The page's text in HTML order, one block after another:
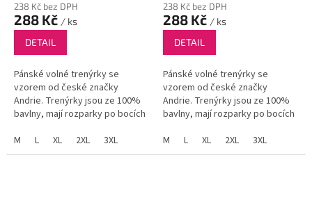
238 Kč bez DPH
288 Kč / ks
DETAIL
Pánské volné trenýrky se
vzorem od české značky
Andrie. Trenýrky jsou ze 100%
bavlny, mají rozparky po bocích
knoflíky.
M L XL 2XL 3XL
238 Kč bez DPH
288 Kč / ks
DETAIL
Pánské volné trenýrky se
vzorem od české značky
Andrie. Trenýrky jsou ze 100%
bavlny, mají rozparky po bocích
knoflíky.
M L XL 2XL 3XL